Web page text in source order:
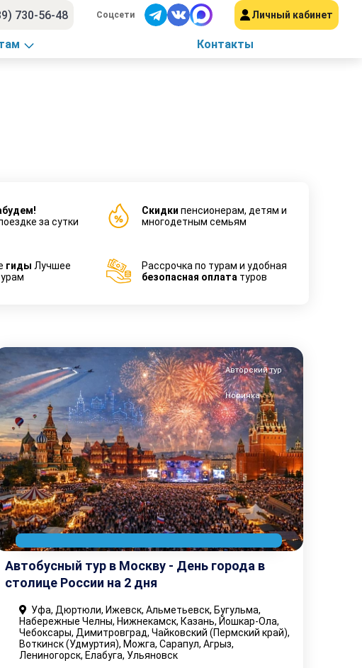
730-56-48 Соцсети Личный кабинет
Контакты
за сутки
Cкидки пенсионерам, детям и
многодетным семьям
гиды Лучшее
Рассрочка по турам и удобная
безопасная оплата туров
Авторский тур
Новинка
Автобусный тур в Москву - День города в
столице России на 2 дня
Уфа, Дюртюли, Ижевск, Альметьевск, Бугульма,
Набережные Челны, Нижнекамск, Казань, Йошкар-Ола,
Чебоксары, Димитровград, Чайковский (Пермский край),
Воткинск (Удмуртия), Можга, Сарапул, Агрыз,
Лениногорск, Елабуга, Ульяновск